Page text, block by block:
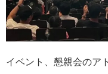
イベント、懇親会のア